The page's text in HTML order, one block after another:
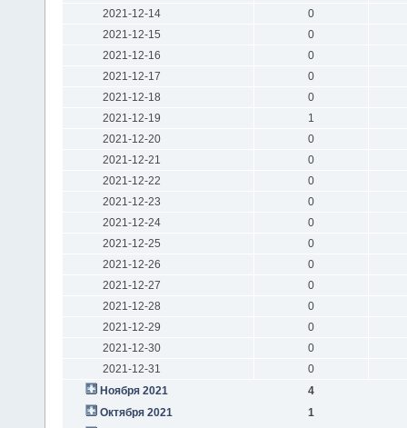
2021-12-14
0
2021-12-15
0
2021-12-16
0
2021-12-17
0
2021-12-18
0
2021-12-19
1
2021-12-20
0
2021-12-21
0
2021-12-22
0
2021-12-23
0
2021-12-24
0
2021-12-25
0
2021-12-26
0
2021-12-27
0
2021-12-28
0
2021-12-29
0
2021-12-30
0
2021-12-31
0
Ноября 2021
4
Октября 2021
1